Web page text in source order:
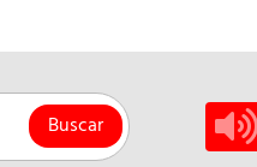
Buscar